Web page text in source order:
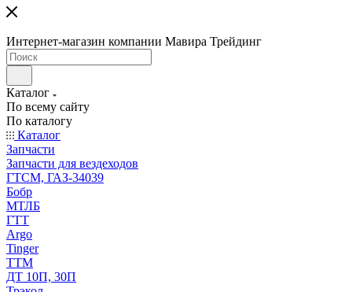
Интернет-магазин компании Мавира Трейдинг
Каталог
По всему сайту
По каталогу
Каталог
Запчасти
Запчасти для вездеходов
ГТСМ, ГАЗ-34039
Бобр
МТЛБ
ГТТ
Argo
Tinger
ТТМ
ДТ 10П, 30П